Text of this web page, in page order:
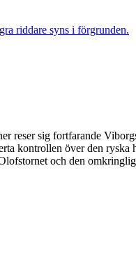
sig fortfarande
kontrollen över den
och den